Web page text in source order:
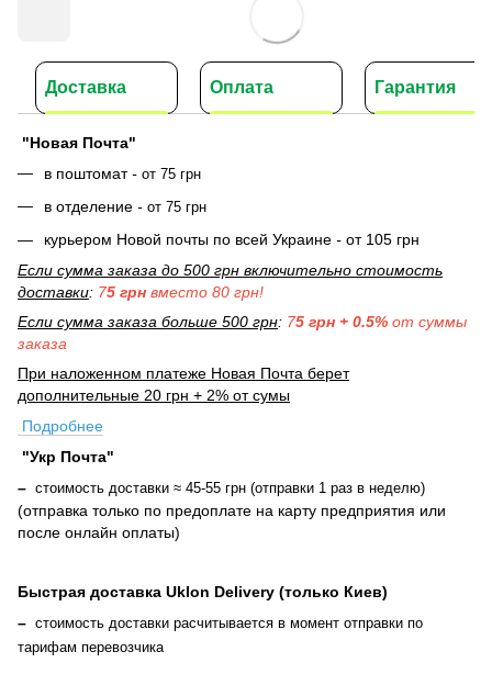
Доставка Оплата Гарантия
"Новая Почта"
в поштомат- от 75 грн
в отделение - от 75 грн
курьером Новой почты по всей Украине - от 105 грн
Если сумма заказа до 500 грн включительно стоимость
доставки: 75 грн вместо 80 грн!
Если сумма заказа больше 500 грн: 75 грн + 0.5% от суммы
заказа
При наложенном платеже Новая Почта берет
дополнительные 20 грн + 2% от сумы
Подробнее
"Укр Почта"
– стоимость доставки ≈ 45-55 грн (отправки 1 раз в неделю)
(отправка только по предоплате на карту предприятия или
после онлайн оплаты)
Быстрая доставка Uklon Delivery (только Киев)
– стоимость доставки расчитывается в момент отправки по
тарифам перевозчика